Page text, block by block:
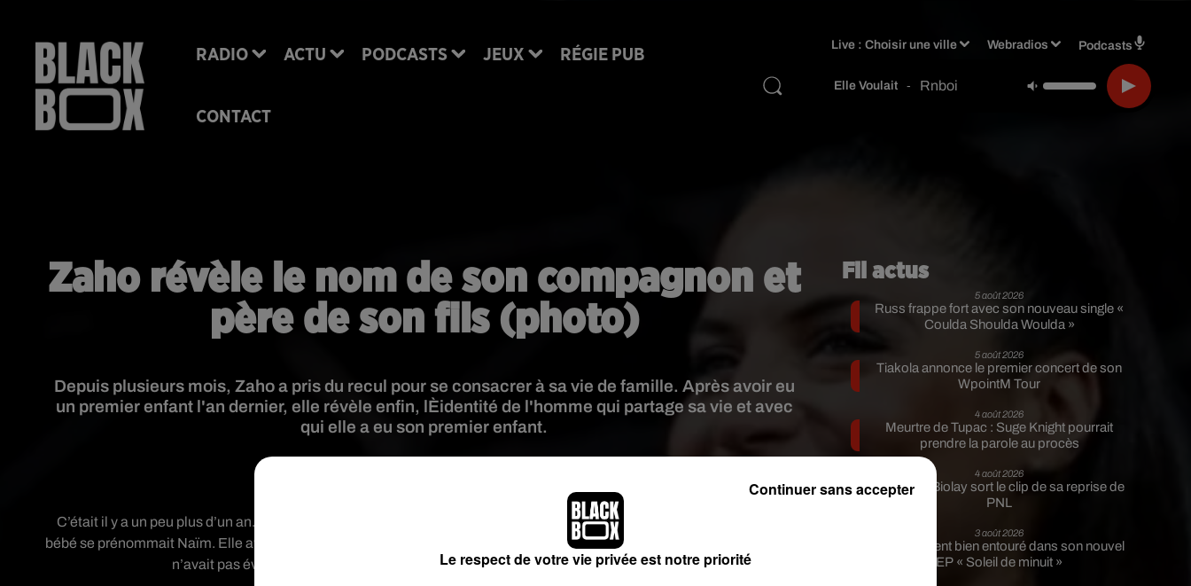
RADIO ACTU PODCASTS JEUX RÉGIE PUB
CONTACT
Live :Choisir une ville Webradios Podcasts
Elle Voulait - Rnboi
Zaho révèle le nom de son compagnon et
père de son fils (photo)
Depuis plusieurs mois, Zaho a pris du recul pour se consacrer à sa vie de famille. Après avoir eu
un premier enfant l'an dernier, elle révèle enfin, lÈidentité de l'homme qui partage sa vie et avec
qui elle a eu son premier enfant.
C’était il y a un peu plus d’un an. Zaho donnait naissance à un petit garçon. On apprenait sur les réseaux sociaux que le
bébé se prénommait Naïm. Elle avait également évoqué sa grossesse dans le titre « Bonne nouvelle ». En revanche, Zaho
n’avait pas évoqué l’identité du papa. Elle souhaitait ainsi préserver sa vie privée.
Fil actus
5 août 2026
Russ frappe fort avec son nouveau single «
Coulda Shoulda Woulda »
5 août 2026
Tiakola annonce le premier concert de son
WpointM Tour
4 août 2026
Meurtre de Tupac : Suge Knight pourrait
prendre la parole au procès
4 août 2026
Benjamin Biolay sort le clip de sa reprise de
PNL
3 août 2026
Rim’K revient bien entouré dans son nouvel
EP « Soleil de minuit »
Le respect de votre vie privée est notre priorité
Continuer sans accepter